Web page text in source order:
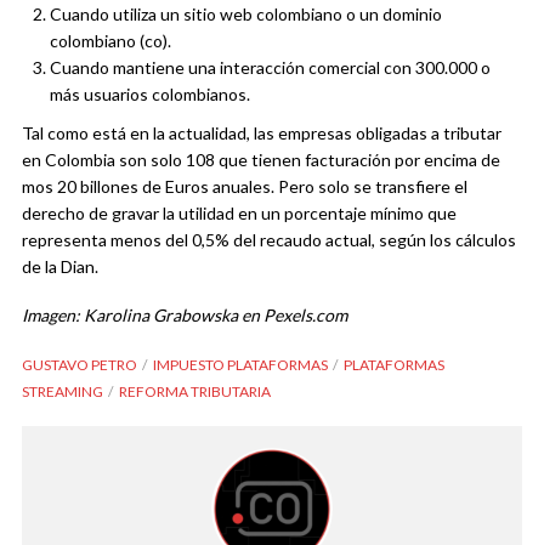
Cuando utiliza un sitio web colombiano o un dominio
colombiano (co).
Cuando mantiene una interacción comercial con 300.000 o
más usuarios colombianos.
Tal como está en la actualidad, las empresas obligadas a tributar
en Colombia son solo 108 que tienen facturación por encima de
mos 20 billones de Euros anuales. Pero solo se transfiere el
derecho de gravar la utilidad en un porcentaje mínimo que
representa menos del 0,5% del recaudo actual, según los cálculos
de la Dian.
Imagen: Karolina Grabowska en Pexels.com
GUSTAVO PETRO IMPUESTO PLATAFORMAS
PLATAFORMAS
STREAMING
REFORMA TRIBUTARIA